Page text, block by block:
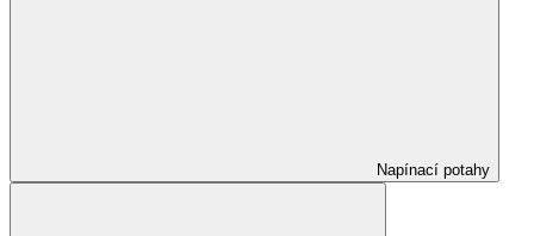
Napínací potahy